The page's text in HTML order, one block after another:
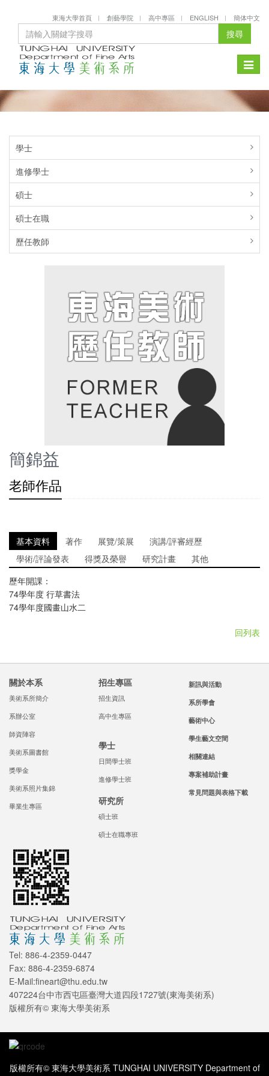
東海大學首頁 創藝學院 高中專區 ENGLISH 簡体中文
搜尋
Toggle
學士
進修學士
碩士
碩士在職
歷任教師
簡錦益
老師作品
基本資料 著作 展覽/策展
演講/評審經歷
學術/評論發表
得獎及榮譽 研究計畫
其他
歷年開課：
74學年度 行草書法
74學年度國畫山水二
回列表
關於本系
美術系所簡介
系辦公室
師資陣容
美術系圖書館
獎學金
美術系照片集錦
畢業生專區
招生專區
招生資訊
高中生專區
學士
日間學士班
進修學士班
研究所
碩士班
碩士在職專班
新訊與活動
系所學會
藝術中心
學生藝文空間
相關連結
專案補助計畫
常見問題與表格下載
Tel: 886-4-2359-0447
Fax: 886-4-2359-6874
E-Mail:fineart@thu.edu.tw
407224台中市西屯區臺灣大道四段1727號(東海美術系)
版權所有© 東海大學美術系
版權所有© 東海大學美術系 TUNGHAI UNIVERSITY Department of